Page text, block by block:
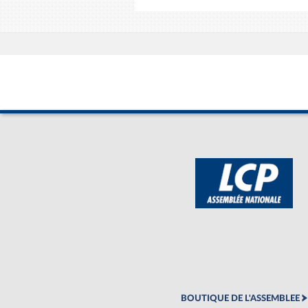
BOUTIQUE DE L'ASSEMBLEE